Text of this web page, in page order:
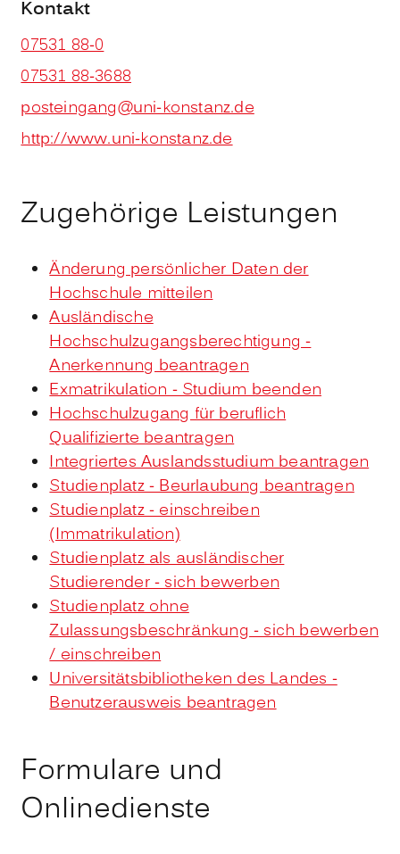
Kontakt
07531 88-0
07531 88-3688
posteingang@uni-konstanz.de
http://www.uni-konstanz.de
Zugehörige Leistungen
Änderung persönlicher Daten der
Hochschule mitteilen
Ausländische
Hochschulzugangsberechtigung -
Anerkennung beantragen
Exmatrikulation - Studium beenden
Hochschulzugang für beruflich
Qualifizierte beantragen
Integriertes Auslandsstudium beantragen
Studienplatz - Beurlaubung beantragen
Studienplatz - einschreiben
(Immatrikulation)
Studienplatz als ausländischer
Studierender - sich bewerben
Studienplatz ohne
Zulassungsbeschränkung - sich bewerben
/ einschreiben
Universitätsbibliotheken des Landes -
Benutzerausweis beantragen
Formulare und
Onlinedienste